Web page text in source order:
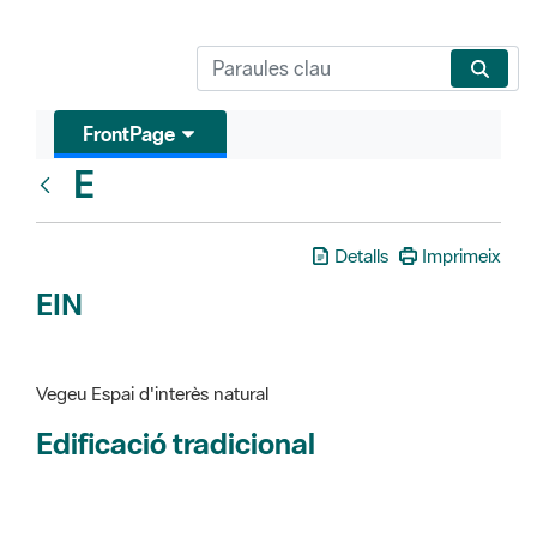
FrontPage
E
Detalls Imprimeix
EIN
Vegeu Espai d'interès natural
Edificació tradicional